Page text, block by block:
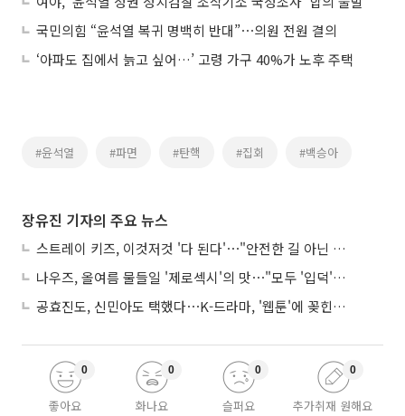
국민의힘 “윤석열 복귀 명백히 반대”⋯의원 전원 결의
‘아파도 집에서 늙고 싶어…’ 고령 가구 40%가 노후 주택
#윤석열 #파면 #탄핵 #집회 #백승아
장유진 기자의 주요 뉴스
스트레이 키즈, 이것저것 '다 된다'⋯"안전한 길 아닌 도전이 재밌어"
나우즈, 올여름 물들일 '제로섹시'의 맛⋯"모두 '입덕'시킬 것"
공효진도, 신민아도 택했다⋯K-드라마, '웹툰'에 꽂힌 이유
좋아요
0
화나요
0
슬퍼요
0
추가취재 원해요
0